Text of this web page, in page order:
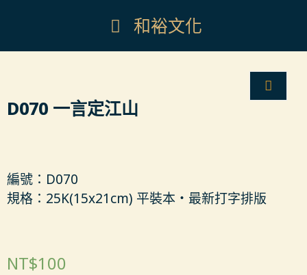
和裕文化
D070 一言定江山
編號：D070
規格：25K(15x21cm) 平裝本‧最新打字排版
NT$100